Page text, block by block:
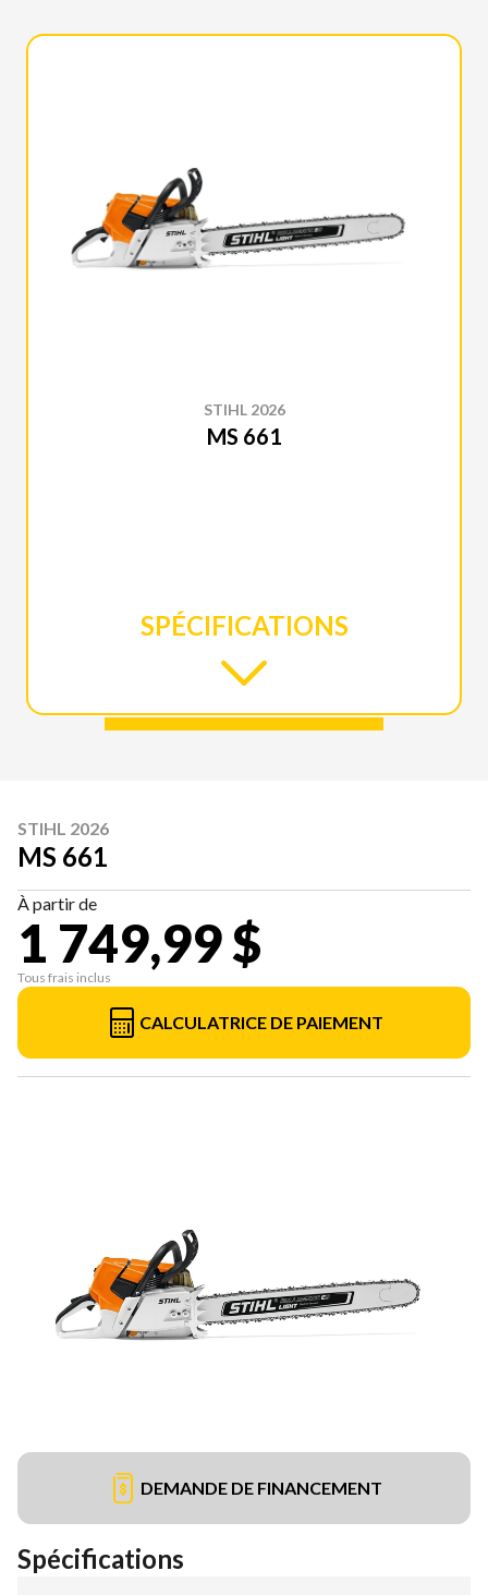
STIHL 2026
MS 661
SPÉCIFICATIONS
STIHL 2026
MS 661
À partir de
1 749,99 $
Tous frais inclus
CALCULATRICE DE PAIEMENT
DEMANDE DE FINANCEMENT
Spécifications